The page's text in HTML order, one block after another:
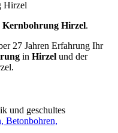
Kernbohrung Hirzel.
27 Jahren Erfahrung Ihr
in Hirzel und der
und geschultes
Betonbohren,